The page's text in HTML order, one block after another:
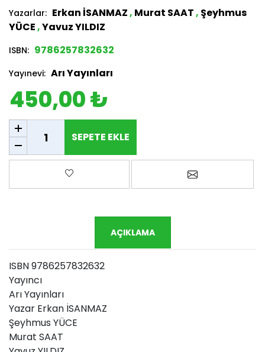
Yazarlar: Erkan İSANMAZ, Murat SAAT, Şeyhmus
YÜCE,Yavuz YILDIZ
ISBN: 9786257832632
Yayınevi: Arı Yayınları
450,00 ₺
SEPETE EKLE
SEPETE EKLE
Favorilere ekle Arkadaşına
AÇIKLAMA
ISBN 9786257832632
Yayıncı
Arı Yayınları
Yazar Erkan İSANMAZ
Şeyhmus YÜCE
Murat SAAT